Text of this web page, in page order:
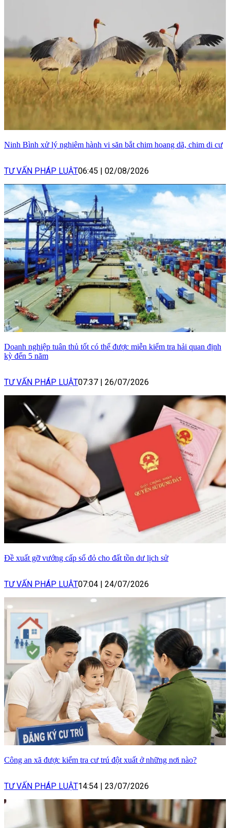
Ninh Bình xử lý nghiêm hành vi săn bắt chim hoang dã, chim di cư
TƯ VẤN PHÁP LUẬT06:45 02/08/2026
Doanh nghiệp tuân thủ tốt có thể được miễn kiểm tra hải quan định
kỳ đến 5 năm
TƯ VẤN PHÁP LUẬT07:37 26/07/2026
Đề xuất gỡ vướng cấp sổ đỏ cho đất tồn dư lịch sử
TƯ VẤN PHÁP LUẬT07:04 24/07/2026
Công an xã được kiểm tra cư trú đột xuất ở những nơi nào?
TƯ VẤN PHÁP LUẬT14:54 23/07/2026